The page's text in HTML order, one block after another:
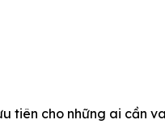
tiên cho những ai cần